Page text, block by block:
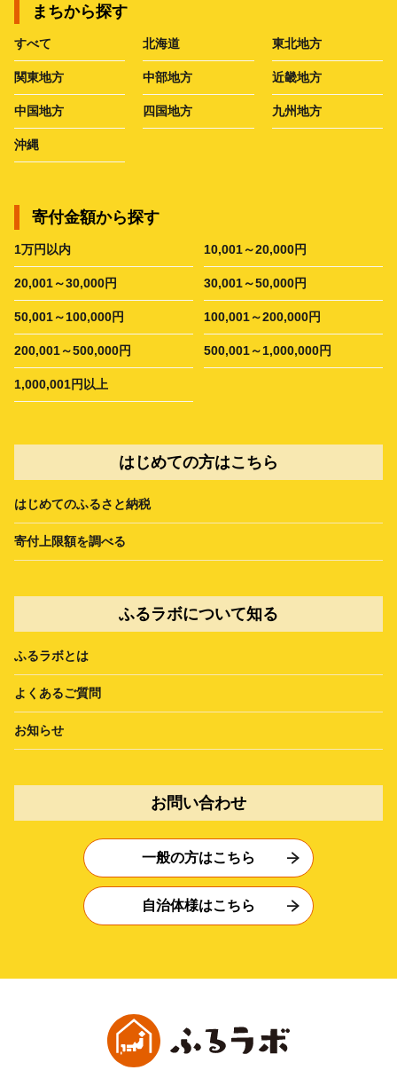
まちから探す
すべて 北海道 東北地方
関東地方 中部地方 近畿地方
中国地方 四国地方 九州地方
沖縄
寄付金額から探す
1万円以内 10,001～20,000円
20,001～30,000円 30,001～50,000円
50,001～100,000円 100,001～200,000円
200,001～500,000円 500,001～1,000,000円
1,000,001円以上
はじめての方はこちら
はじめてのふるさと納税
寄付上限額を調べる
ふるラボについて知る
ふるラボとは
よくあるご質問
お知らせ
お問い合わせ
一般の方はこちら
自治体様はこちら